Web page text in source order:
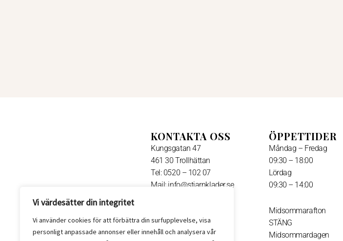
Vi värdesätter din integritet
Vi använder cookies för att förbättra din surfupplevelse, visa
personligt anpassade annonser eller innehåll och analysera vår
KONTAKTA OSS
Kungsgatan 47
461 30 Trollhättan
Tel: 0520 – 102 07
Mail: info@stjarnklader.se
a
c
e
ÖPPETTIDER
Måndag – Fredag
09:30 – 18:00
Lördag
09:30 – 14:00
Midsommarafton
STÄNG
Midsommardagen